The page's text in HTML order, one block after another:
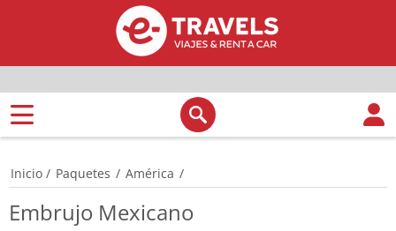
Inicio / Paquetes / América /
Embrujo Mexicano